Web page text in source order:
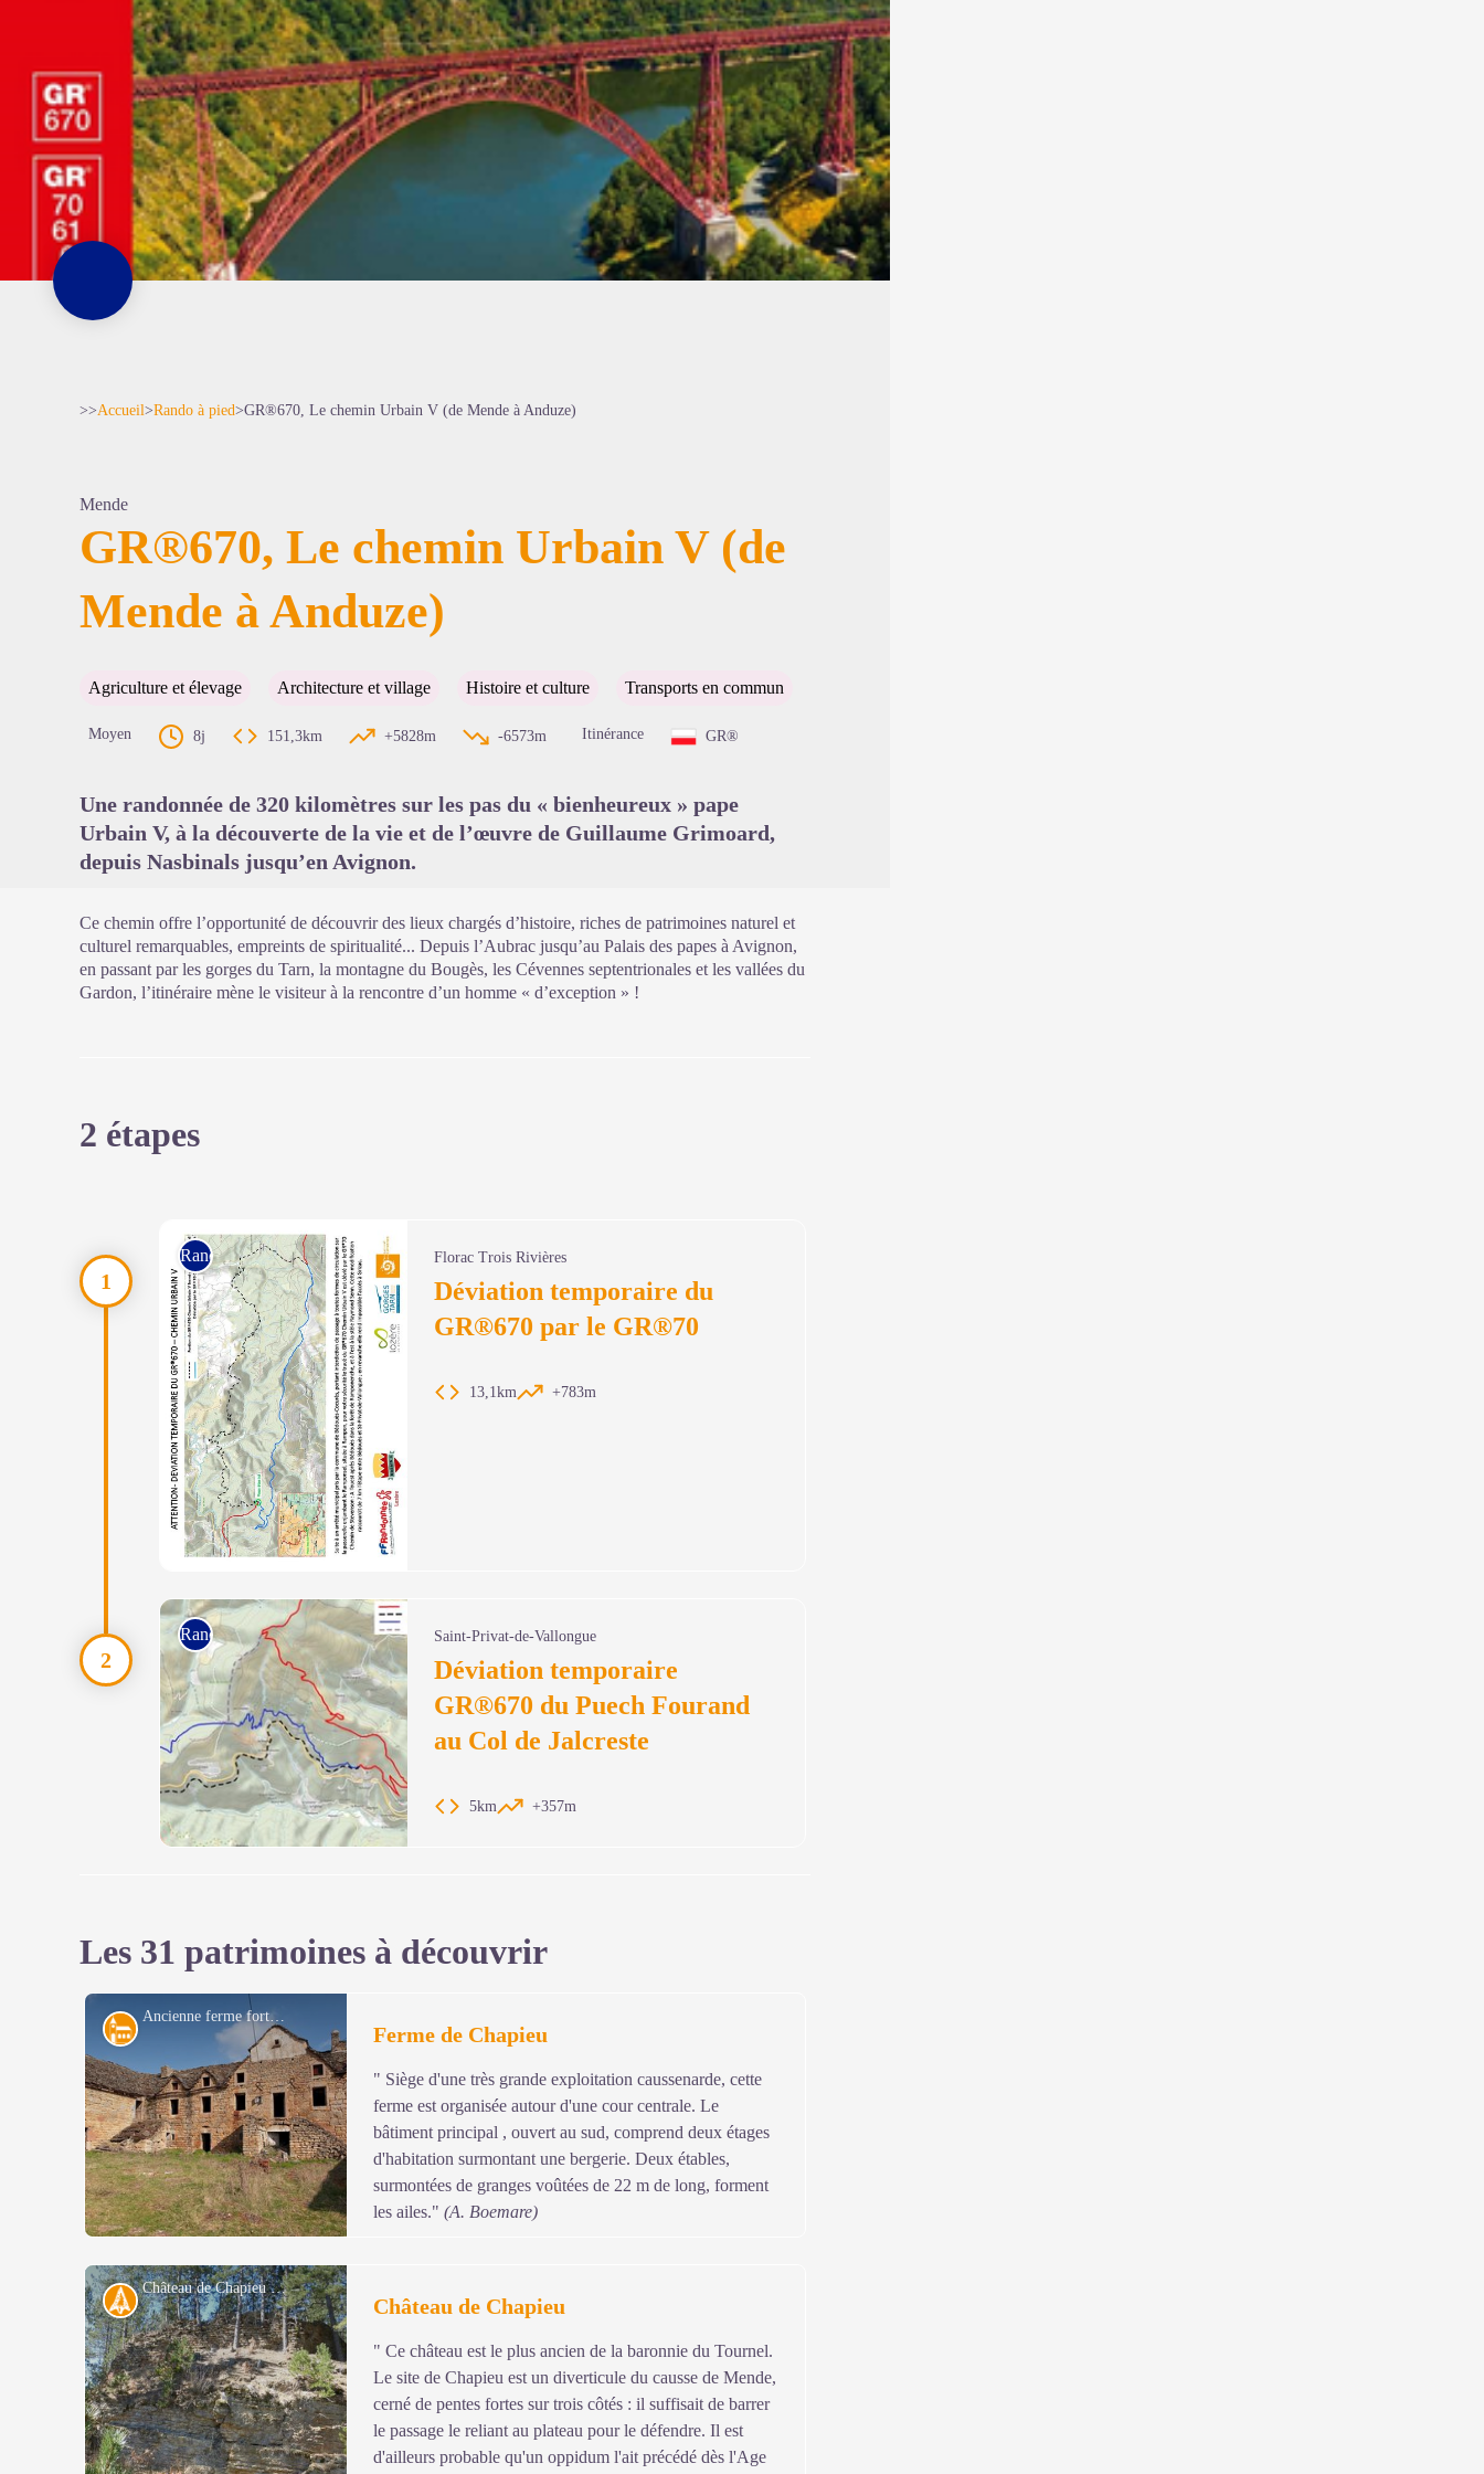
>>Accueil>Rando à pied>GR®670, Le chemin Urbain V (de Mende à Anduze)
Mende
GR®670, Le chemin Urbain V (de
Mende à Anduze)
Agriculture et élevage Architecture et village Histoire et culture Transports en commun
Moyen 8j 151,3km +5828m -6573m Itinérance GR®
Une randonnée de 320 kilomètres sur les pas du « bienheureux » pape
Urbain V, à la découverte de la vie et de l’œuvre de Guillaume Grimoard,
depuis Nasbinals jusqu’en Avignon.
Ce chemin offre l’opportunité de découvrir des lieux chargés d’histoire, riches de patrimoines naturel et
culturel remarquables, empreints de spiritualité... Depuis l’Aubrac jusqu’au Palais des papes à Avignon,
en passant par les gorges du Tarn, la montagne du Bougès, les Cévennes septentrionales et les vallées du
Gardon, l’itinéraire mène le visiteur à la rencontre d’un homme « d’exception » !
2 étapes
Rando à pied Florac Trois Rivières
Déviation temporaire du
GR®670 par le GR®70
13,1km +783m
Rando à pied Saint-Privat-de-Vallongue
Déviation temporaire
GR®670 du Puech Fourand
au Col de Jalcreste
5km +357m
Les 31 patrimoines à découvrir
Ancienne ferme fortifiée de Chapieu - © Guy Grégoire
Voir l'image en plein écran
Architecture Ferme de Chapieu
" Siège d'une très grande exploitation caussenarde, cette
ferme est organisée autour d'une cour centrale. Le
bâtiment principal , ouvert au sud, comprend deux étages
d'habitation surmontant une bergerie. Deux étables,
surmontées de granges voûtées de 22 m de long, forment
les ailes." (A. Boemare)
Château de Chapieu - © Nathalie Thomas
Histoire Château de Chapieu
" Ce château est le plus ancien de la baronnie du Tournel.
Le site de Chapieu est un diverticule du causse de Mende,
cerné de pentes fortes sur trois côtés : il suffisait de barrer
le passage le reliant au plateau pour le défendre. Il est
d'ailleurs probable qu'un oppidum l'ait précédé dès l'Age